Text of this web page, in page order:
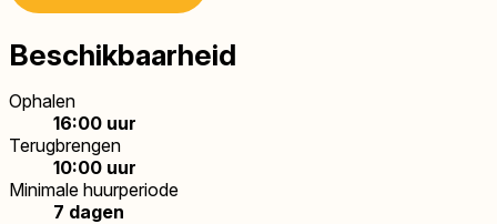
Beschikbaarheid
Ophalen
16:00 uur
Terugbrengen
10:00 uur
Minimale huurperiode
7 dagen